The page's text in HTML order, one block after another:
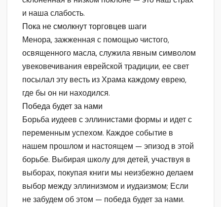
и наша слабость.
Пока не смолкнут торговцев шаги
Менора, зажженная с помощью чистого,
освященного масла, служила явным символом
увековечивания еврейской традиции, ее свет
посылал эту весть из Храма каждому еврею,
где бы он ни находился.
Победа будет за нами
Борьба иудеев с эллинистами формы и идет с
переменным успехом. Каждое событие в
нашем прошлом и настоящем — эпизод в этой
борьбе. Выбирая школу для детей, участвуя в
выборах, покупая книги мы неизбежно делаем
выбор между эллинизмом и иудаизмом; Если
не забудем об этом — победа будет за нами.